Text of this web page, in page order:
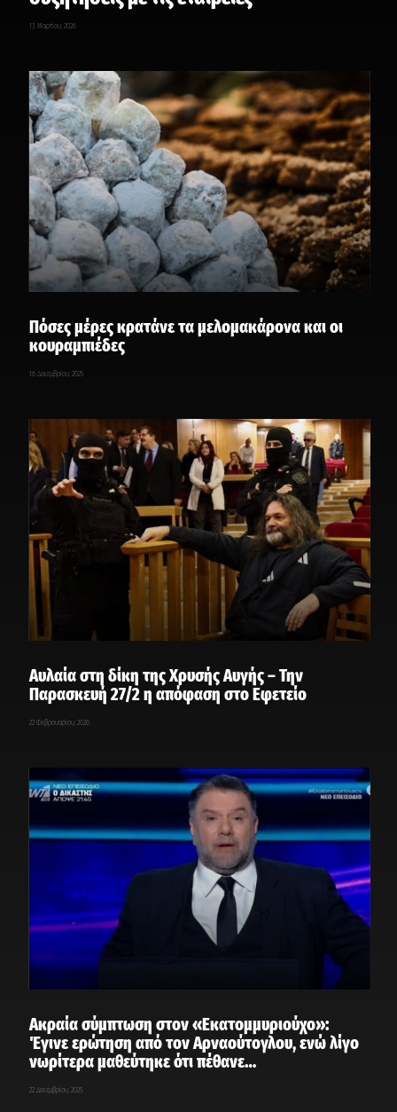
13 Μαρτίου, 2026
Πόσες μέρες κρατάνε τα μελομακάρονα και οι
κουραμπιέδες
16 Δεκεμβρίου, 2025
Αυλαία στη δίκη της Χρυσής Αυγής – Την
Παρασκευή 27/2 η απόφαση στο Εφετείο
22 Φεβρουαρίου, 2026
Ακραία σύμπτωση στον «Εκατομμυριούχο»:
Έγινε ερώτηση από τον Αρναούτογλου, ενώ λίγο
νωρίτερα μαθεύτηκε ότι πέθανε…
22 Δεκεμβρίου, 2025